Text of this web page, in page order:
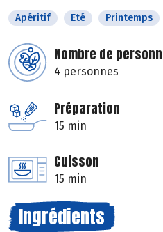
Apéritif Eté Printemps
Nombre de
4 personnes
Préparation
15 min
Cuisson
15 min
Ingrédients